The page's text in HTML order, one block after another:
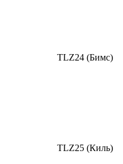
TLZ24 (Бимс)
TLZ25 (Киль)